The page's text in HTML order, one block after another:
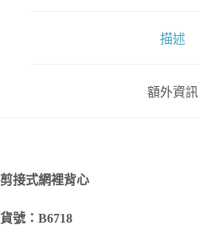
描述
額外資訊
剪接式網裡背心
貨號：B6718